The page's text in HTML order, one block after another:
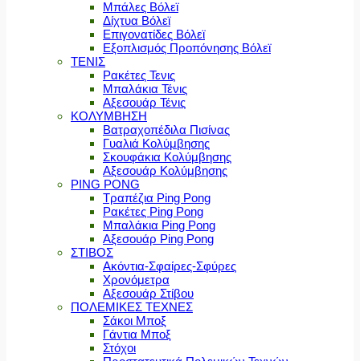
Μπάλες Βόλεϊ
Δίχτυα Βόλεϊ
Επιγονατίδες Βόλεϊ
Εξοπλισμός Προπόνησης Βόλεϊ
ΤΕΝΙΣ
Ρακέτες Τενις
Μπαλάκια Τένις
Αξεσουάρ Τένις
ΚΟΛΥΜΒΗΣΗ
Βατραχοπέδιλα Πισίνας
Γυαλιά Κολύμβησης
Σκουφάκια Κολύμβησης
Αξεσουάρ Κολύμβησης
PING PONG
Τραπέζια Ping Pong
Ρακέτες Ping Pong
Μπαλάκια Ping Pong
Αξεσουάρ Ping Pong
ΣΤΙΒΟΣ
Ακόντια-Σφαίρες-Σφύρες
Χρονόμετρα
Αξεσουάρ Στίβου
ΠΟΛΕΜΙΚΕΣ ΤΕΧΝΕΣ
Σάκοι Μποξ
Γάντια Μποξ
Στόχοι